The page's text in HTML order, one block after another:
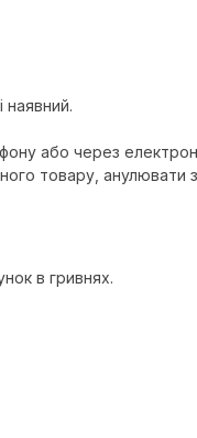
наявний.
або через
товару, анулювати
в гривнях.